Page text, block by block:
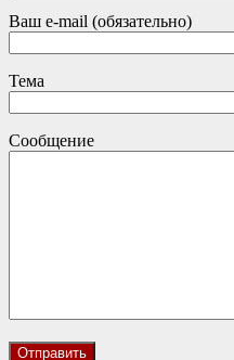
Ваш e-mail (обязательно)
Тема
Сообщение